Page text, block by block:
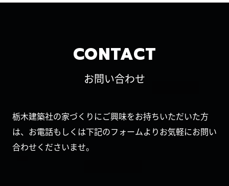
CONTACT
お問い合わせ
栃木建築社の家づくりにご興味をお持ちいただいた方
は、お電話もしくは下記のフォームよりお気軽にお問い
合わせくださいませ。